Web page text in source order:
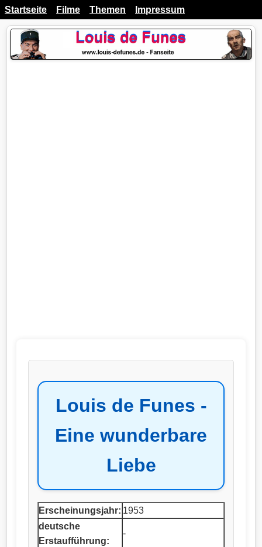
Startseite Filme Themen Impressum
Louis de Funes -
Eine wunderbare
Liebe
Erscheinungsjahr: 1953
deutsche
Erstaufführung:
-